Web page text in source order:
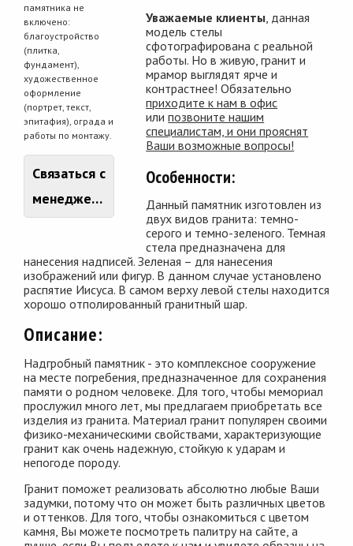
памятника не
включено:
благоустройство
(плитка,
фундамент),
художественное
оформление
(портрет, текст,
эпитафия), ограда и
работы по монтажу.
Связаться с
менеджером
Уважаемые клиенты , данная
модель стелы
сфотографирована с реальной
работы. Но в живую, гранит и
мрамор выглядят ярче и
контрастнее! Обязательно
приходите к нам в офис
илипозвоните нашим
специалистам, и они прояснят
Ваши возможные вопросы!
Особенности:
Данный памятник изготовлен из
двух видов гранита: темно-
серого и темно-зеленого. Темная
стела предназначена для
нанесения надписей. Зеленая – для нанесения
изображений или фигур. В данном случае установлено
распятие Иисуса. В самом верху левой стелы находится
хорошо отполированный гранитный шар.
Описание:
Надгробный памятник - это комплексное сооружение
на месте погребения, предназначенное для сохранения
памяти о родном человеке. Для того, чтобы мемориал
прослужил много лет, мы предлагаем приобретать все
изделия из гранита. Материал гранит популярен своими
физико-механическими свойствами, характеризующие
гранит как очень надежную, стойкую к ударам и
непогоде породу.
Гранит поможет реализовать абсолютно любые Ваши
задумки, потому что он может быть различных цветов
и оттенков. Для того, чтобы ознакомиться с цветом
камня, Вы можете посмотреть палитру на сайте, а